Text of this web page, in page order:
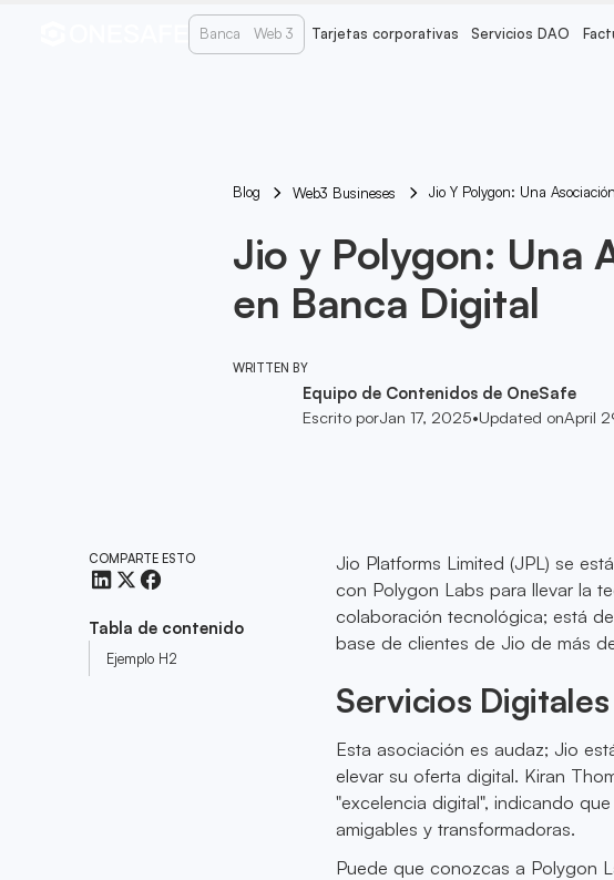
Banca Web 3 Tarjetas corporativas Servicios DAO
Blog Web3 Busineses Jio Y Polygon: Una
Jio y Polygon: Una
en Banca Digital
WRITTEN BY
Equipo de Contenidos de OneSafe
Escrito porJan 17, 2025•Updated onApril
COMPARTE ESTO
Tabla de contenido
Ejemplo H2
Jio Platforms Limited (JPL) se
con Polygon Labs para llevar la
colaboración tecnológica; está
base de clientes de Jio de más
Servicios
Esta asociación es audaz; Jio
elevar su oferta digital. Kiran
"excelencia digital", indicando
amigables y transformadoras.
Puede que conozcas a Polygon